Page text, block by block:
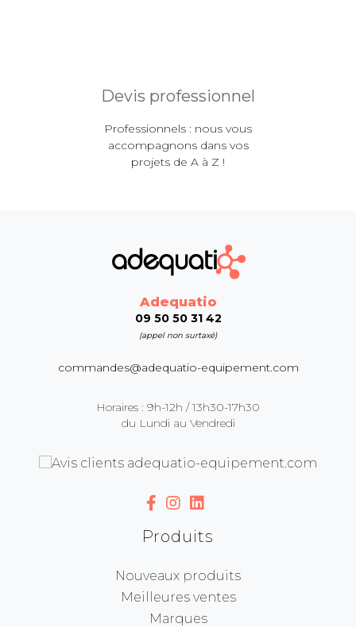
Devis professionnel
Professionnels : nous vous
accompagnons dans vos
projets de A à Z !
Adequatio
09 50 50 31 42
(appel non surtaxé)
commandes@adequatio-equipement.com
Horaires : 9h-12h / 13h30-17h30
du Lundi au Vendredi
Produits
Nouveaux produits
Meilleures ventes
Marques